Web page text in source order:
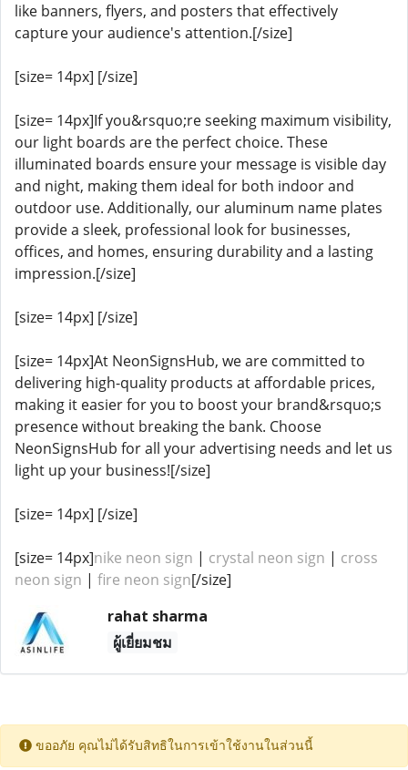
like banners, flyers, and posters that effectively
capture your audience's attention.[/size]
[size= 14px] [/size]
[size= 14px]If you&rsquo;re seeking maximum visibility,
our light boards are the perfect choice. These
illuminated boards ensure your message is visible day
and night, making them ideal for both indoor and
outdoor use. Additionally, our aluminum name plates
provide a sleek, professional look for businesses,
offices, and homes, ensuring durability and a lasting
impression.[/size]
[size= 14px] [/size]
[size= 14px]At NeonSignsHub, we are committed to
delivering high-quality products at affordable prices,
making it easier for you to boost your brand&rsquo;s
presence without breaking the bank. Choose
NeonSignsHub for all your advertising needs and let us
light up your business![/size]
[size= 14px] [/size]
[size= 14px]nike neon sign | crystal neon sign | cross
neon sign | fire neon sign[/size]
rahat sharma
ผู้เยี่ยมชม
ขออภัย คุณไม่ได้รับสิทธิในการเข้าใช้งานในส่วนนี้